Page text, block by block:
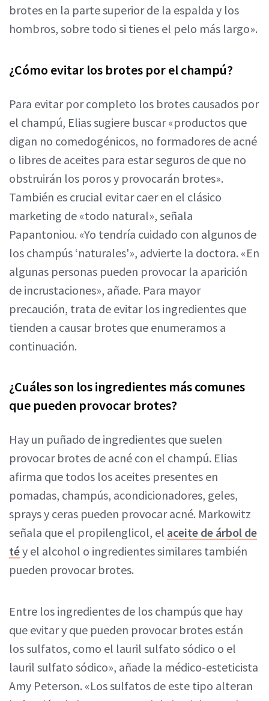
brotes en la parte superior de la espalda y los
hombros, sobre todo si tienes el pelo más largo».
¿Cómo evitar los brotes por el champú?
Para evitar por completo los brotes causados por
el champú, Elias sugiere buscar «productos que
digan no comedogénicos, no formadores de acné
o libres de aceites para estar seguros de que no
obstruirán los poros y provocarán brotes».
También es crucial evitar caer en el clásico
marketing de «todo natural», señala
Papantoniou. «Yo tendría cuidado con algunos de
los champús ‘naturales'», advierte la doctora. «En
algunas personas pueden provocar la aparición
de incrustaciones», añade. Para mayor
precaución, trata de evitar los ingredientes que
tienden a causar brotes que enumeramos a
continuación.
¿Cuáles son los ingredientes más comunes
que pueden provocar brotes?
Hay un puñado de ingredientes que suelen
provocar brotes de acné con el champú. Elias
afirma que todos los aceites presentes en
pomadas, champús, acondicionadores, geles,
sprays y ceras pueden provocar acné. Markowitz
señala que el propilenglicol, el aceite de árbol de
téy el alcohol o ingredientes similares también
pueden provocar brotes.
Entre los ingredientes de los champús que hay
que evitar y que pueden provocar brotes están
los sulfatos, como el lauril sulfato sódico o el
lauril sulfato sódico», añade la médico-esteticista
Amy Peterson. «Los sulfatos de este tipo alteran